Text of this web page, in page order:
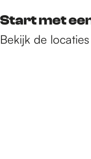
Start met
Bekijk de locaties